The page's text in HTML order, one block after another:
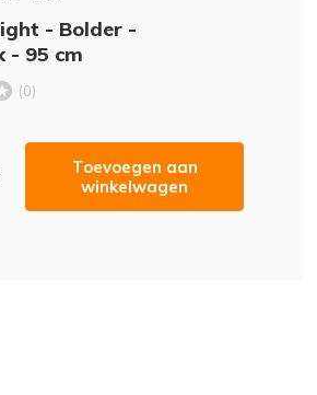
- Bolder -
- 95 cm
(0)
Toevoegen aan
winkelwagen